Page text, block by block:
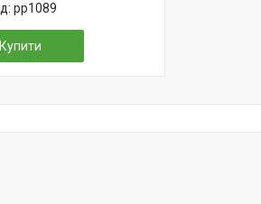
pp1089
Купити